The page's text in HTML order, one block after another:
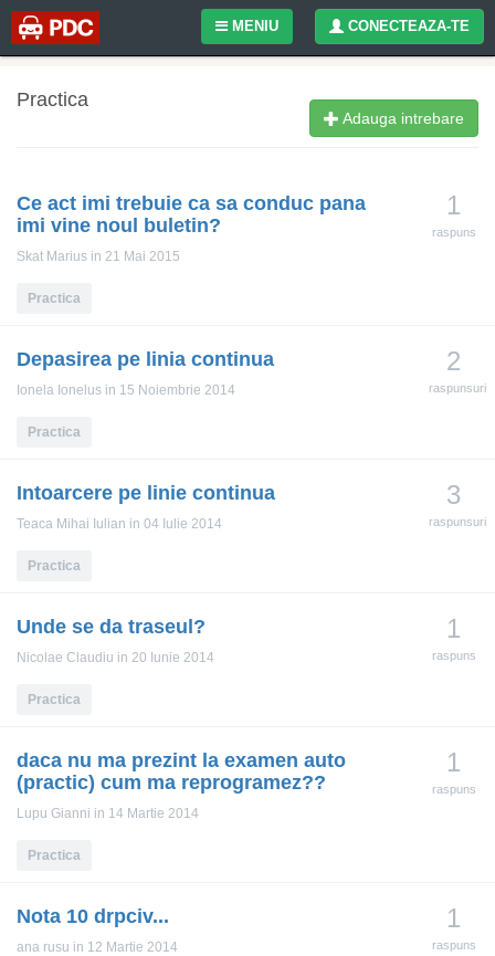
CONECTEAZA-TE
MENIU
Practica
Adauga intrebare
Ce act imi trebuie ca sa conduc pana
imi vine noul buletin?
Skat Marius in 21 Mai 2015
Practica
1
raspuns
Depasirea pe linia continua
Ionela Ionelus in 15 Noiembrie 2014
Practica
2
raspunsuri
Intoarcere pe linie continua
Teaca Mihai Iulian in 04 Iulie 2014
Practica
3
raspunsuri
Unde se da traseul?
Nicolae Claudiu in 20 Iunie 2014
Practica
1
raspuns
daca nu ma prezint la examen auto
(practic) cum ma reprogramez??
Lupu Gianni in 14 Martie 2014
Practica
1
raspuns
Nota 10 drpciv...
ana rusu in 12 Martie 2014
1
raspuns